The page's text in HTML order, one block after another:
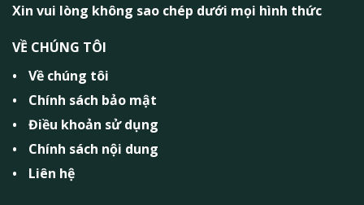
Xin vui lòng không sao chép dưới mọi hình thức
VỀ CHÚNG TÔI
Về chúng tôi
Chính sách bảo mật
Điều khoản sử dụng
Chính sách nội dung
Liên hệ